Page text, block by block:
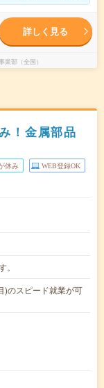
詳しく見る
部（全国）
！金属部品
休み WEB登録OK
)のスピード就業が可